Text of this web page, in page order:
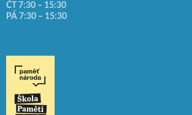
ČT 7:30 – 15:30
PÁ 7:30 – 15:30